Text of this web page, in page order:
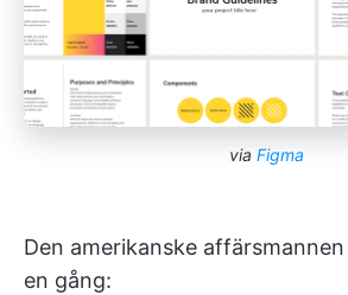
via Figma
Den amerikanske affärsmannen
en gång: